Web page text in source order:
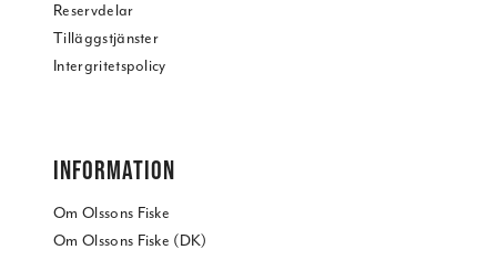
Reservdelar
Tilläggstjänster
Intergritetspolicy
INFORMATION
Om Olssons Fiske
Om Olssons Fiske (DK)